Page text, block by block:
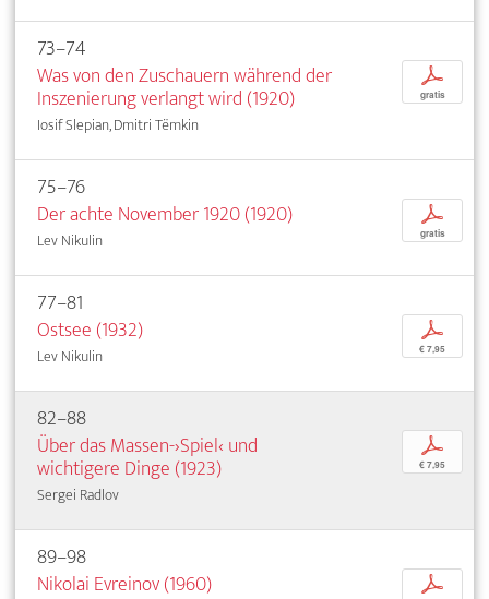
73–74
Was von den Zuschauern während der
Inszenierung verlangt wird (1920)
Iosif Slepian, Dmitri Tëmkin
p
gratis
75–76
Der achte November 1920 (1920)
Lev Nikulin
p
gratis
77–81
Ostsee (1932)
Lev Nikulin
p
€ 7,95
82–88
Über das Massen-›Spiel‹ und
wichtigere Dinge (1923)
Sergei Radlov
p
€ 7,95
89–98
Nikolai Evreinov (1960)
p